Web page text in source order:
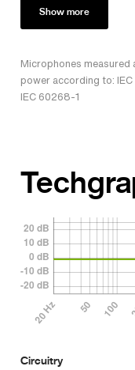
Show more
Microphones
power according to:
IEC 60268-1
Circuitry